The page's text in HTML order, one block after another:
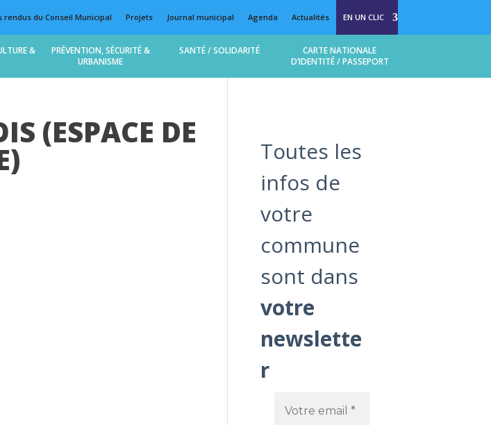
du Conseil Municipal Projets Journal municipal Agenda Actualités EN UN CLIC
&
PRÉVENTION, SÉCURITÉ &
URBANISME
SANTÉ / SOLIDARITÉ
CARTE NATIONALE
D’IDENTITÉ / PASSEPORT
(ESPACE DE
Toutes les
infos de
votre
commune
sont dans
votre
newslette
r